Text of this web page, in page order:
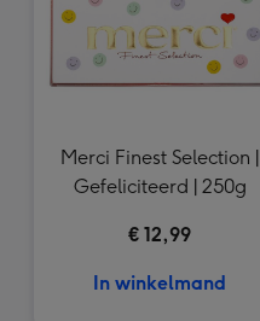
Merci Finest Selection |
Gefeliciteerd | 250g
€ 12,99
In winkelmand